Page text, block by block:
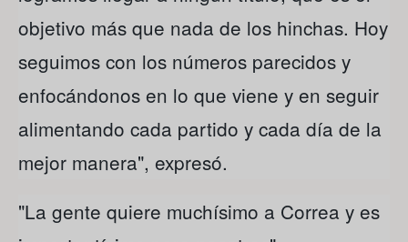
objetivo más que nada de los hinchas. Hoy
seguimos con los números parecidos y
enfocándonos en lo que viene y en seguir
alimentando cada partido y cada día de la
mejor manera", expresó.
"La gente quiere muchísimo a Correa y es